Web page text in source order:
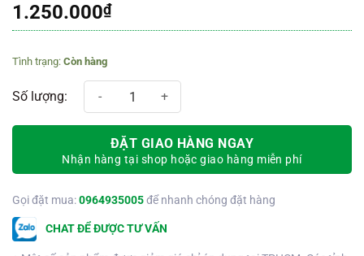
1.250.000₫
Còn hàng
Kệ hoa khai trương 990 số lượng
ĐẶT GIAO HÀNG NGAY
Nhận hàng tại shop hoặc giao hàng miễn phí
Gọi đặt mua:0964935005để nhanh chóng đặt hàng
CHAT ĐỂ ĐƯỢC TƯ VẤN